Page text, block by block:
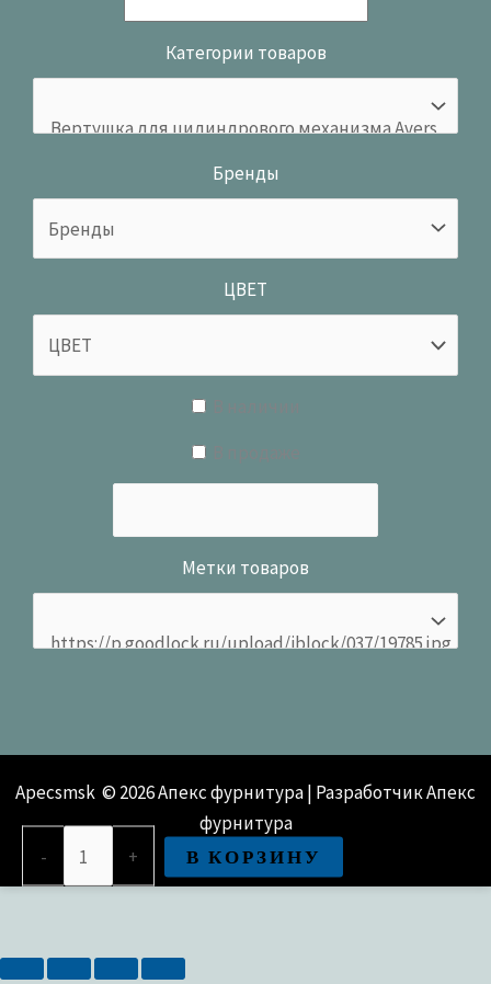
Категории товаров
Бренды
ЦВЕТ
Метки товаров
Apecsmsk © 2026 Апекс фурнитура | Разработчик Апекс
фурнитура
-
ГАРАЖНЫЙ
+ В КОРЗИНУ